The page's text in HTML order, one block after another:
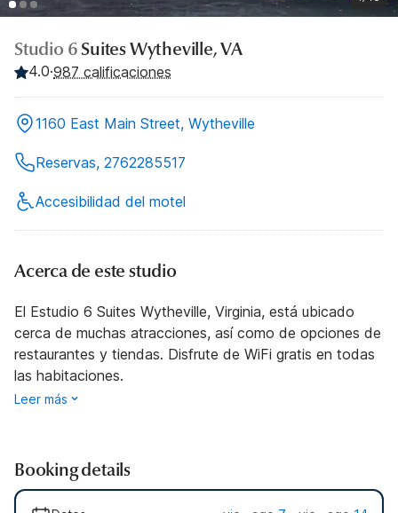
Studio 6Suites Wytheville, VA
4.0·987 calificaciones
1160 East Main Street, Wytheville
Reservas, 2762285517
Accesibilidad del motel
Acerca de este studio
El Estudio 6 Suites Wytheville, Virginia, está ubicado
cerca de muchas atracciones, así como de opciones de
restaurantes y tiendas. Disfrute de WiFi gratis en todas
las habitaciones.
Leer más
Booking details